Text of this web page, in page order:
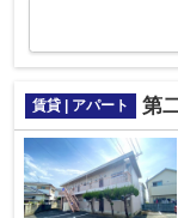
賃貸 | アパート 第